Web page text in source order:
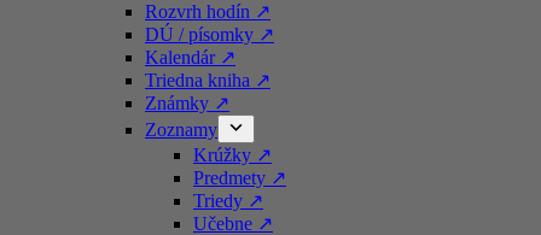
Rozvrh hodín ↗️
DÚ / písomky ↗️
Kalendár ↗️
Triedna kniha ↗️
Známky ↗️
Zoznamy
Krúžky ↗️
Predmety ↗️
Triedy ↗️
Učebne ↗️